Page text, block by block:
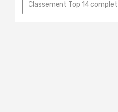
Classement Top 14 complet